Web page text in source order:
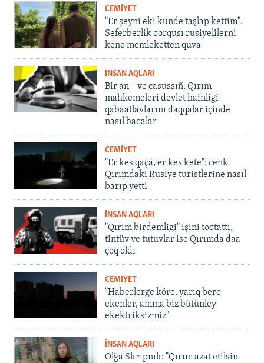
CEMİYET
"Er şeyni eki künde taşlap kettim".
Seferberlik qorqusı rusiyelilerni
kene memleketten quva
İNSAN AQLARI
Bir an – ve casussıñ. Qırım
mahkemeleri devlet hainligi
qabaatlavlarını daqqalar içinde
nasıl baqalar
CEMİYET
"Er kes qaça, er kes kete": cenk
Qırımdaki Rusiye turistlerine nasıl
barıp yetti
İNSAN AQLARI
"Qırım birdemligi" işini toqtattı,
tintüv ve tutuvlar ise Qırımda daa
çoq oldı
CEMİYET
"Haberlerge köre, yarıq bere
ekenler, amma biz bütünley
ekektriksizmiz"
İNSAN AQLARI
Olğa Skrıpnık: "Qırım azat etilsin